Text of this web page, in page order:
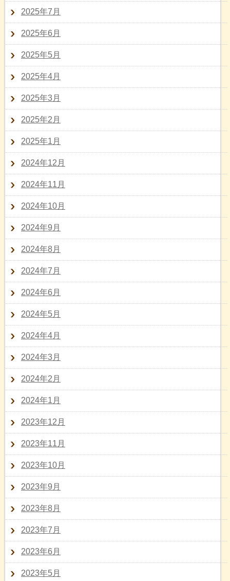
2025年7月
2025年6月
2025年5月
2025年4月
2025年3月
2025年2月
2025年1月
2024年12月
2024年11月
2024年10月
2024年9月
2024年8月
2024年7月
2024年6月
2024年5月
2024年4月
2024年3月
2024年2月
2024年1月
2023年12月
2023年11月
2023年10月
2023年9月
2023年8月
2023年7月
2023年6月
2023年5月